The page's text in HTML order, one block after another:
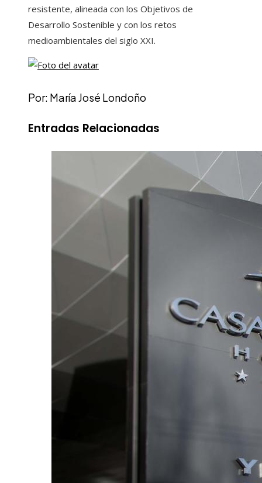
resistente, alineada con los Objetivos de
Desarrollo Sostenible y con los retos
medioambientales del siglo XXI.
Por: María José Londoño
Entradas Relacionadas